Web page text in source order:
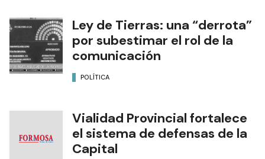
Ley de Tierras: una “derrota”
por subestimar el rol de la
comunicación
POLÍTICA
Vialidad Provincial fortalece
el sistema de defensas de la
Capital